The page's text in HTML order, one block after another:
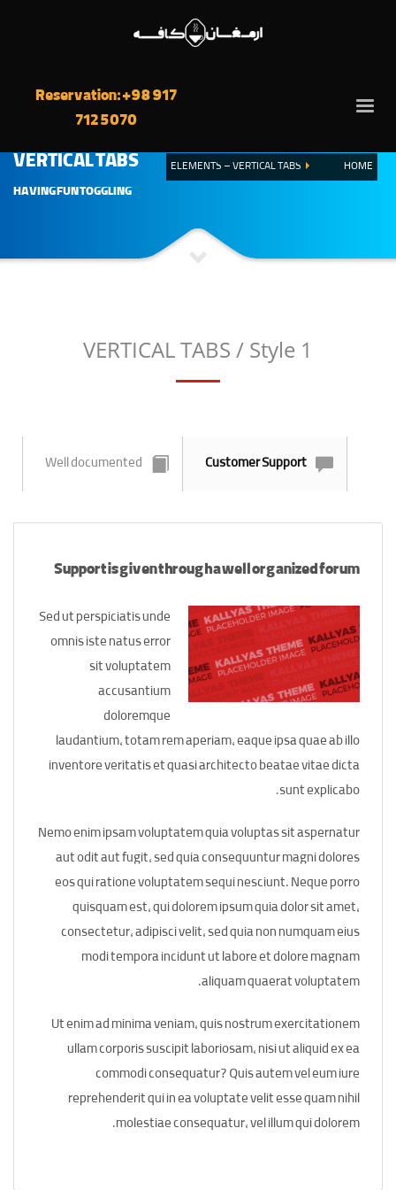
Reservation: +98 917
712 5070
HOME
ELEMENTS – VERTICAL TABS
VERTICAL TABS
HAVING FUN TOGGLING
VERTICAL TABS / Style 1
Customer Support
Well documented
Support is given through a well organized forum
Sed ut perspiciatis unde
omnis iste natus error
sit voluptatem
accusantium
doloremque
laudantium, totam rem aperiam, eaque ipsa quae ab illo
inventore veritatis et quasi architecto beatae vitae dicta
sunt explicabo.
Nemo enim ipsam voluptatem quia voluptas sit aspernatur
aut odit aut fugit, sed quia consequuntur magni dolores
eos qui ratione voluptatem sequi nesciunt. Neque porro
quisquam est, qui dolorem ipsum quia dolor sit amet,
consectetur, adipisci velit, sed quia non numquam eius
modi tempora incidunt ut labore et dolore magnam
aliquam quaerat voluptatem.
Ut enim ad minima veniam, quis nostrum exercitationem
ullam corporis suscipit laboriosam, nisi ut aliquid ex ea
commodi consequatur? Quis autem vel eum iure
reprehenderit qui in ea voluptate velit esse quam nihil
molestiae consequatur, vel illum qui dolorem.